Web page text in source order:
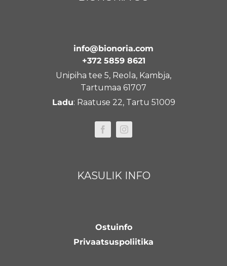
info@bionoria.com
+372 5859 8621
Unipiha tee 5, Reola, Kambja,
Tartumaa 61707
Ladu: Raatuse 22, Tartu 51009
KASULIK INFO
Ostuinfo
Privaatsuspoliitika